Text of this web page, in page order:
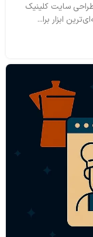
سایت کلینیک
ابزار برا...